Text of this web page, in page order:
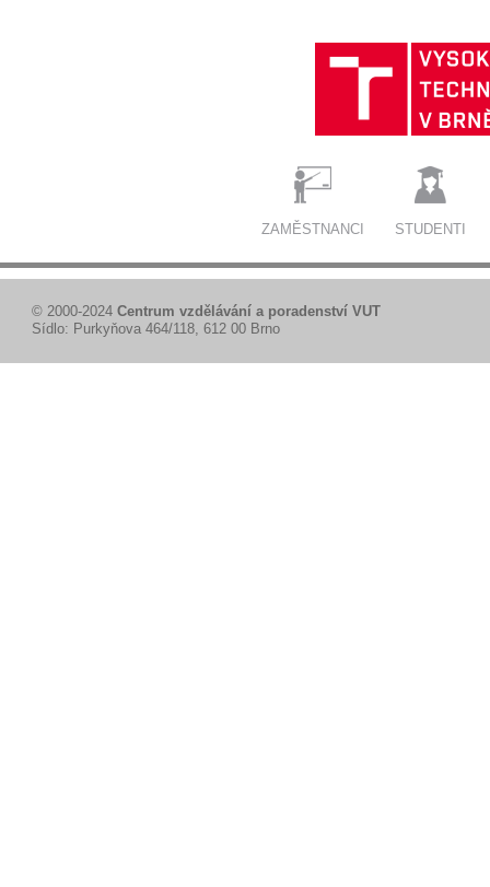
ZAMĚSTNANCI STUDENTI
© 2000-2024 Centrum vzdělávání a poradenství VUT
Sídlo: Purkyňova 464/118, 612 00 Brno